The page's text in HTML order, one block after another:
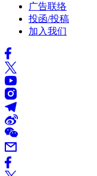
广告联络
投函/投稿
加入我们